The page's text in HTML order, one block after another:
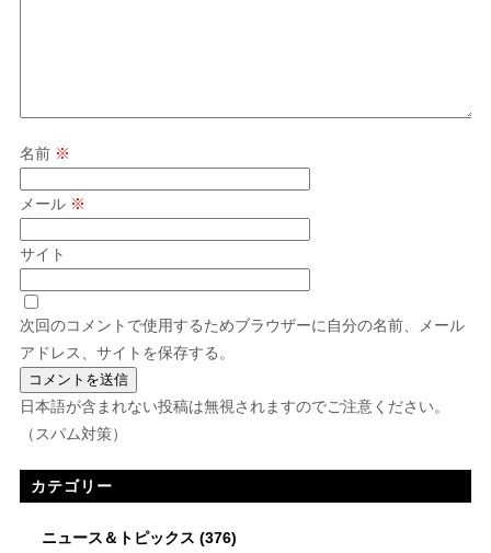
名前 ※
メール ※
サイト
次回のコメントで使用するためブラウザーに自分の名前、メール
アドレス、サイトを保存する。
日本語が含まれない投稿は無視されますのでご注意ください。
（スパム対策）
カテゴリー
ニュース＆トピックス (376)